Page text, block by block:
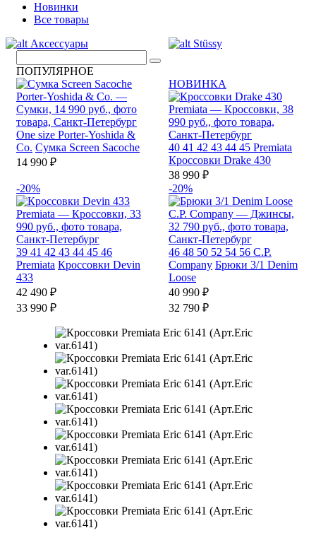
Новинки
Все товары
Аксессуары
Stüssy
ПОПУЛЯРНОЕ
One size Porter-Yoshida &
Co. Сумка Screen Sacoche
14 990 ₽
НОВИНКА
40 41 42 43 44 45 Premiata
Кроссовки Drake 430
38 990 ₽
-20%
39 41 42 43 44 45 46
Premiata Кроссовки Devin
433
42 490 ₽
33 990 ₽
-20%
46 48 50 52 54 56 C.P.
Company Брюки 3/1 Denim
Loose
40 990 ₽
32 790 ₽